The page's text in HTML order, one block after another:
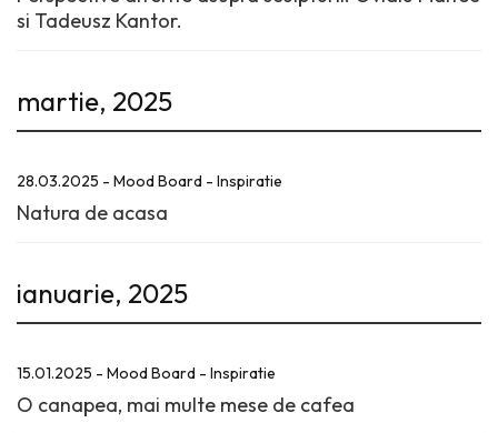
si Tadeusz Kantor.
martie, 2025
28.03.2025 - Mood Board - Inspiratie
Natura de acasa
ianuarie, 2025
15.01.2025 - Mood Board - Inspiratie
O canapea, mai multe mese de cafea